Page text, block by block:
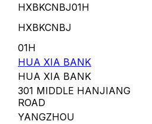
HXBKCNBJ01H
HXBKCNBJ
01H
HUA XIA BANK
HUA XIA BANK
301 MIDDLE HANJIANG
ROAD
YANGZHOU